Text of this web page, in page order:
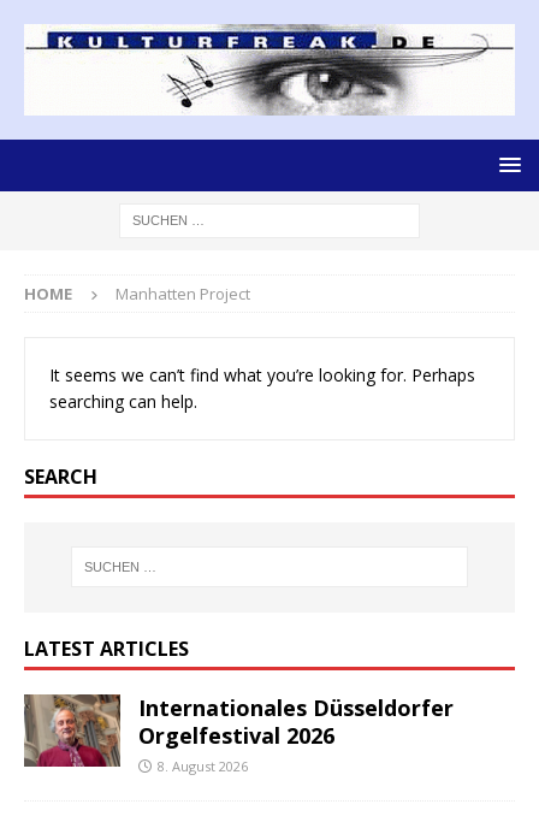
HOME Manhatten Project
It seems we can’t find what you’re looking for. Perhaps
searching can help.
SEARCH
LATEST ARTICLES
Internationales Düsseldorfer
Orgelfestival 2026
8. August 2026